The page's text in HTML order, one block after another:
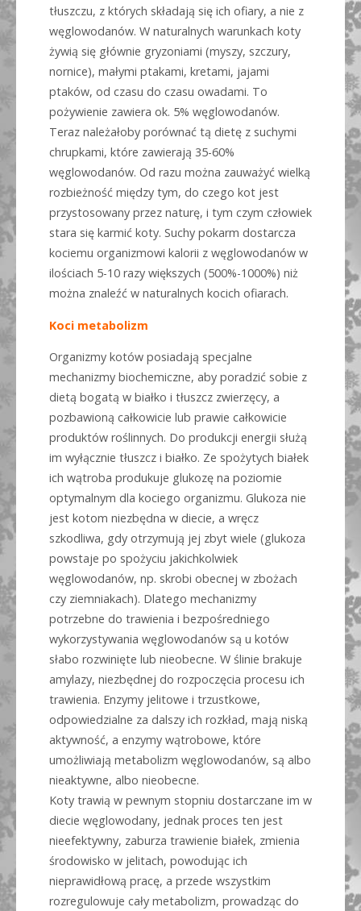
tłuszczu, z których składają się ich ofiary, a nie z
węglowodanów. W naturalnych warunkach koty
żywią się głównie gryzoniami (myszy, szczury,
nornice), małymi ptakami, kretami, jajami
ptaków, od czasu do czasu owadami. To
pożywienie zawiera ok. 5% węglowodanów.
Teraz należałoby porównać tą dietę z suchymi
chrupkami, które zawierają 35-60%
węglowodanów. Od razu można zauważyć wielką
rozbieżność między tym, do czego kot jest
przystosowany przez naturę, i tym czym człowiek
stara się karmić koty. Suchy pokarm dostarcza
kociemu organizmowi kalorii z węglowodanów w
ilościach 5-10 razy większych (500%-1000%) niż
można znaleźć w naturalnych kocich ofiarach.
Koci metabolizm
Organizmy kotów posiadają specjalne
mechanizmy biochemiczne, aby poradzić sobie z
dietą bogatą w białko i tłuszcz zwierzęcy, a
pozbawioną całkowicie lub prawie całkowicie
produktów roślinnych. Do produkcji energii służą
im wyłącznie tłuszcz i białko. Ze spożytych białek
ich wątroba produkuje glukozę na poziomie
optymalnym dla kociego organizmu. Glukoza nie
jest kotom niezbędna w diecie, a wręcz
szkodliwa, gdy otrzymują jej zbyt wiele (glukoza
powstaje po spożyciu jakichkolwiek
węglowodanów, np. skrobi obecnej w zbożach
czy ziemniakach). Dlatego mechanizmy
potrzebne do trawienia i bezpośredniego
wykorzystywania węglowodanów są u kotów
słabo rozwinięte lub nieobecne. W ślinie brakuje
amylazy, niezbędnej do rozpoczęcia procesu ich
trawienia. Enzymy jelitowe i trzustkowe,
odpowiedzialne za dalszy ich rozkład, mają niską
aktywność, a enzymy wątrobowe, które
umożliwiają metabolizm węglowodanów, są albo
nieaktywne, albo nieobecne.
Koty trawią w pewnym stopniu dostarczane im w
diecie węglowodany, jednak proces ten jest
nieefektywny, zaburza trawienie białek, zmienia
środowisko w jelitach, powodując ich
nieprawidłową pracę, a przede wszystkim
rozregulowuje cały metabolizm, prowadząc do